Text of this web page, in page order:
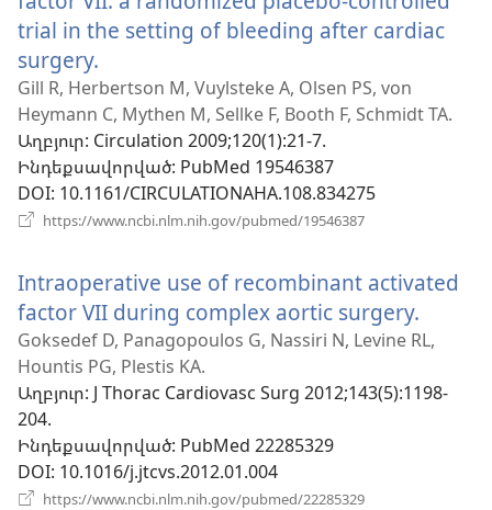
trial in the setting of bleeding after cardiac
surgery.
է
նոր
պատուհան)
Gill R, Herbertson M, Vuylsteke A, Olsen PS, von
Heymann C, Mythen M, Sellke F, Booth F, Schmidt TA.
Աղբյուր‎: Circulation 2009;120(1):21-7.
Ինդեքսավորված‎: PubMed 19546387
DOI‎: 10.1161/CIRCULATIONAHA.108.834275
https://www.ncbi.nlm.nih.gov/pubmed/19546387
պատուհան)
Intraoperative use of recombinant activated
factor VII during complex aortic surgery.
է
Goksedef D, Panagopoulos G, Nassiri N, Levine RL,
Hountis PG, Plestis KA.
Աղբյուր‎: J Thorac Cardiovasc Surg 2012;143(5):1198-
204.
Ինդեքսավորված‎: PubMed 22285329
DOI‎: 10.1016/j.jtcvs.2012.01.004
https://www.ncbi.nlm.nih.gov/pubmed/22285329